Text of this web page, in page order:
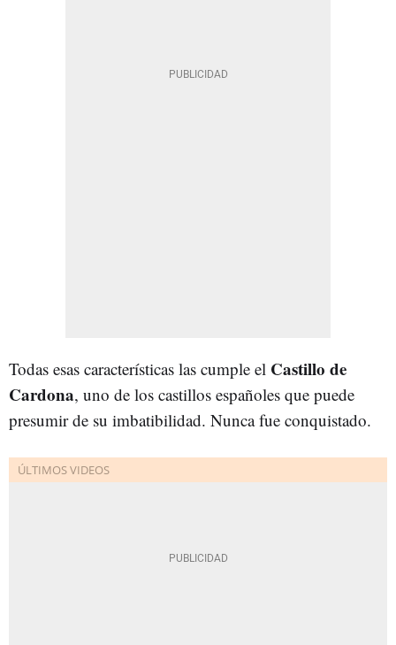
Todas esas características las cumple el Castillo de
Cardona, uno de los castillos españoles que puede
presumir de su imbatibilidad. Nunca fue conquistado.